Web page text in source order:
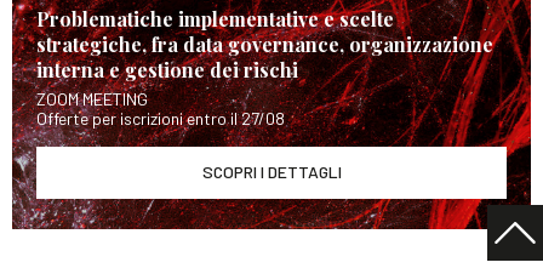
Problematiche implementative e scelte
strategiche, fra data governance, organizzazione
interna e gestione dei rischi
ZOOM MEETING
Offerte per iscrizioni entro il 27/08
SCOPRI I DETTAGLI